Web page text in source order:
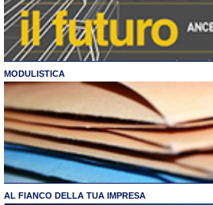
MODULISTICA
AL FIANCO DELLA TUA IMPRESA